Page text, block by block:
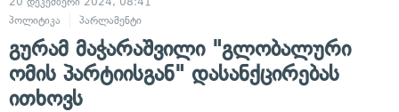
პოლიტიკა
პარლამენტი
გურამ მაჭარაშვილი "გლობალური
ომის პარტიისგან" დასანქცირებას
ითხოვს